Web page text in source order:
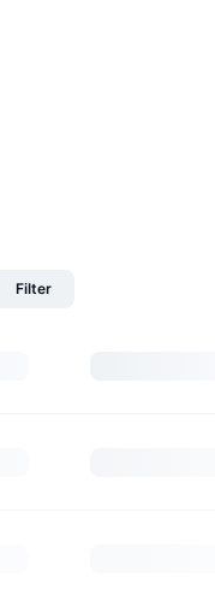
Filter